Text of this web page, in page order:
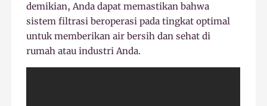
demikian, Anda dapat memastikan bahwa
sistem filtrasi beroperasi pada tingkat optimal
untuk memberikan air bersih dan sehat di
rumah atau industri Anda.